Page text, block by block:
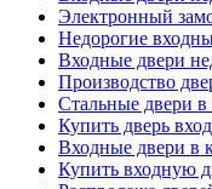
Электронный
Недорогие
Входные двери
Производство
Стальные двери в
Купить дверь
Входные двери в
Купить входную